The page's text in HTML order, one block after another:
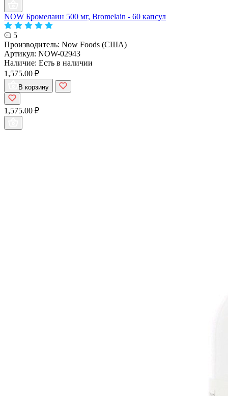
NOW Бромелаин 500 мг, Bromelain - 60 капсул
5
Производитель: Now Foods (США)
Артикул: NOW-02943
Наличие: Есть в наличии
1,575.00 ₽
В корзину
1,575.00 ₽